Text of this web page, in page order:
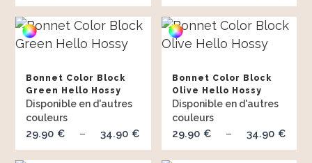
de
prix :
29.90 €
34.90 €
de
Bonnet Color Block
Green Hello Hossy
29.90 € – 34.90 €
Plage
de
Bonnet Color Block
Olive Hello Hossy
29.90 € – 34.90 €
de